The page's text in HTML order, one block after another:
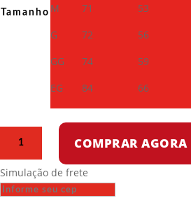
Tamanho M
71
53
G
72
56
GG
74
59
EG
84 66
-
Subcomandante
COMPRAR AGORA
Simulação de frete